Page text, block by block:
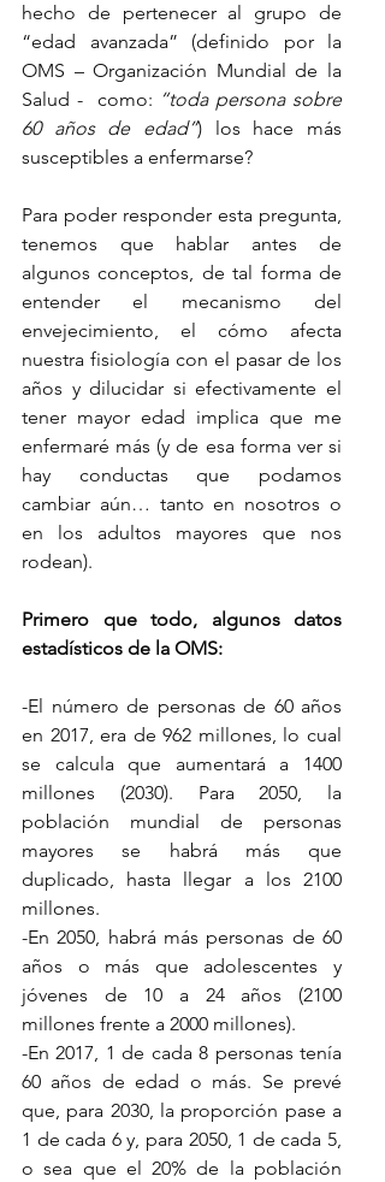
hecho de pertenecer al grupo de
“edad avanzada” (definido por la
OMS – Organización Mundial de la
Salud -  como: “toda persona sobre
60 años de edad”) los hace más
susceptibles a enfermarse?
Para poder responder esta pregunta,
tenemos que hablar antes de
algunos conceptos, de tal forma de
entender el mecanismo del
envejecimiento, el cómo afecta
nuestra fisiología con el pasar de los
años y dilucidar si efectivamente el
tener mayor edad implica que me
enfermaré más (y de esa forma ver si
hay conductas que podamos
cambiar aún… tanto en nosotros o
en los adultos mayores que nos
rodean).
Primero que todo, algunos datos
estadísticos de la OMS:
-El número de personas de 60 años
en 2017, era de 962 millones, lo cual
se calcula que aumentará a 1400
millones (2030). Para 2050, la
población mundial de personas
mayores se habrá más que
duplicado, hasta llegar a los 2100
millones.
-En 2050, habrá más personas de 60
años o más que adolescentes y
jóvenes de 10 a 24 años (2100
millones frente a 2000 millones).
-En 2017, 1 de cada 8 personas tenía
60 años de edad o más. Se prevé
que, para 2030, la proporción pase a
1 de cada 6 y, para 2050, 1 de cada 5,
o sea que el 20% de la población